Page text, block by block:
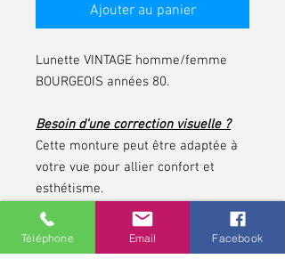
Ajouter au panier
Lunette VINTAGE homme/femme
BOURGEOIS années 80.
Besoin d'une correction visuelle ?
Cette monture peut être adaptée à
votre vue pour allier confort et
esthétisme.
N’attendez plus, affirmez votre style
tout en profitant d’une vision
Téléphone Email Facebook